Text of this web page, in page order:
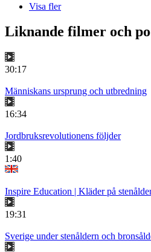
Visa fler
Liknande filmer och
30:17
Människans ursprung och utbredning
16:34
Jordbruksrevolutionens följder
1:40
Inspire Education | Kläder på
19:31
Sverige under stenåldern och